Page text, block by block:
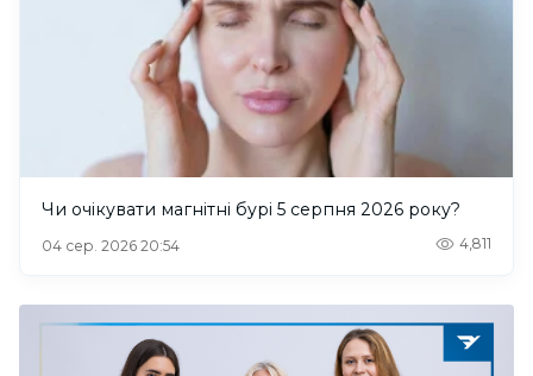
Чи очікувати магнітні бурі 5 серпня 2026 року?
04 сер. 2026 20:54 4,811